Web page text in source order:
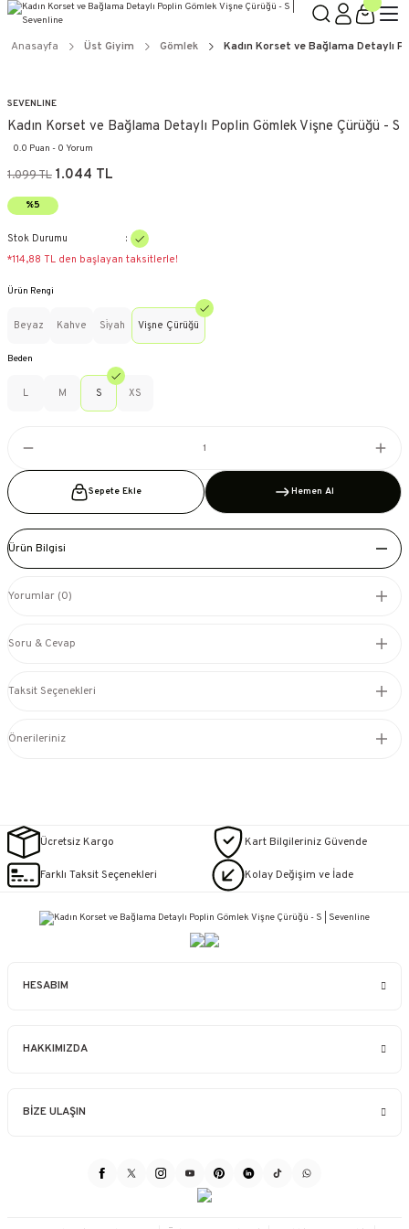
Anasayfa Üst Giyim Gömlek Kadın Korset ve Bağlama Detaylı
SEVENLINE
Kadın Korset ve Bağlama Detaylı Poplin Gömlek Vişne Çürüğü - S
0.0 Puan - 0 Yorum
1.099 TL 1.044 TL
%5
Stok Durumu
*114,88 TL den başlayan taksitlerle!
Ürün Rengi
Beyaz Kahve Si̇yah Vişne Çürüğü
Beden
L M S XS
Sepete Ekle Hemen Al
Ürün Bilgisi
Yorumlar (0)
Soru & Cevap
Taksit Seçenekleri
Önerileriniz
Ücretsiz Kargo Kart Bilgileriniz Güvende
Farklı Taksit Seçenekleri Kolay Değişim ve İade
HESABIM
HAKKIMIZDA
BİZE ULAŞIN